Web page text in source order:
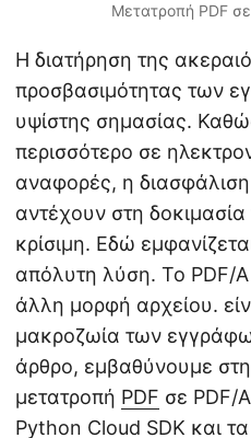
Μετατροπή PDF
Η διατήρηση της
προσβασιμότητας των
υψίστης σημασίας.
περισσότερο σε
αναφορές, η
αντέχουν στη
κρίσιμη. Εδώ
απόλυτη λύση. Το PDF/A
άλλη μορφή αρχείου.
μακροζωία των
άρθρο, εμβαθύνουμε
μετατροπή PDF σε PDF/
Python Cloud SDK και